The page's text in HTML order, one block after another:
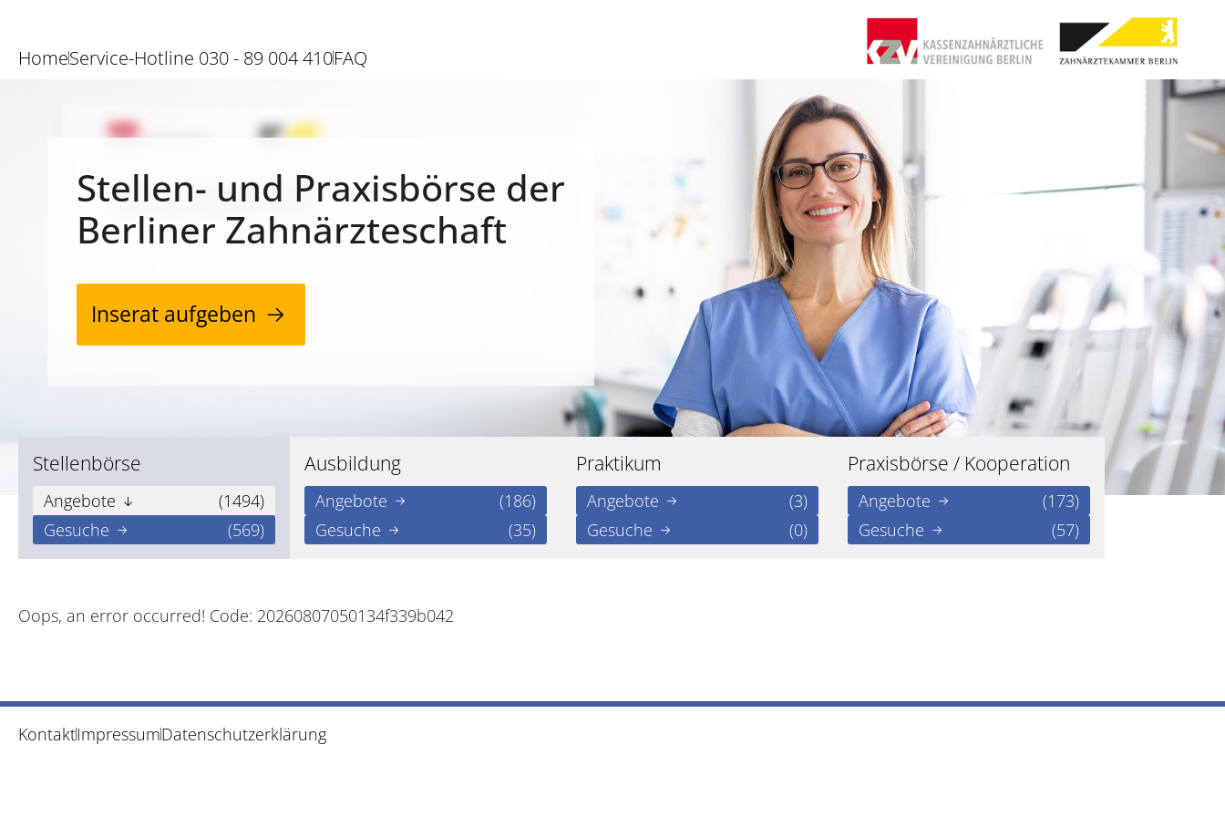
HomeService-Hotline 030 - 89 004 410FAQ
Stellen- und Praxisbörse der
Berliner Zahnärzteschaft
Inserat aufgeben
Stellenbörse
Angebote
(1494)
Gesuche
(569)
Ausbildung
Angebote
(186)
Gesuche
(35)
Praktikum
Angebote
(3)
Gesuche
(0)
Praxisbörse / Kooperation
Angebote
(173)
Gesuche
(57)
Oops, an error occurred! Code: 20260807050134f339b042
KontaktImpressumDatenschutzerklärung